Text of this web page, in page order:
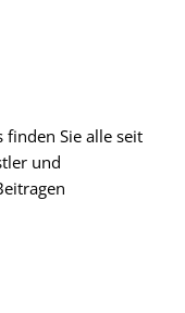
Sie alle seit
und